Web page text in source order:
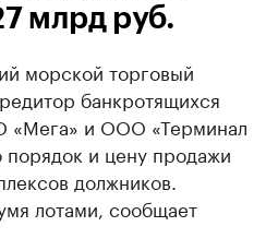
млрд руб.
морской торговый
банкротящихся
«Мега» и ООО «Терминал
порядок и цену продажи
должников.
лотами, сообщает